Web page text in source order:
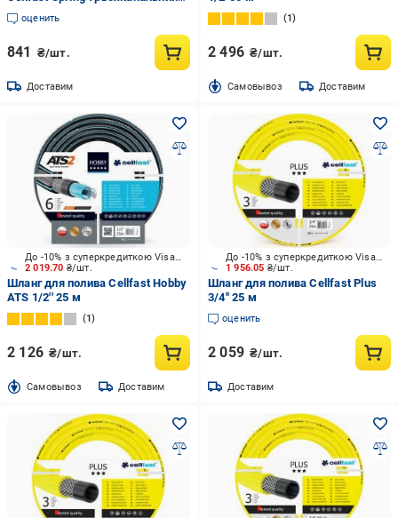
15 м
оценить
841 ₴/шт.
Доставим
1
2 496 ₴/шт.
Cамовывоз Доставим
2 019.70 ₴/шт.
До -10% з суперкредиткою Visa Вигода
Шланг для полива Cellfast Hobby
ATS 1/2'' 25 м
1
2 126 ₴/шт.
Cамовывоз Доставим
1 956.05 ₴/шт.
До -10% з суперкредиткою Visa Вигода
Шланг для полива Cellfast Plus
3/4'' 25 м
оценить
2 059 ₴/шт.
Доставим